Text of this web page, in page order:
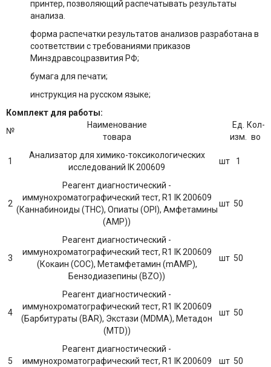
принтер, позволяющий распечатывать результаты
анализа.
форма распечатки результатов анализов разработана в
соответствии с требованиями приказов
Минздравсоцразвития РФ;
бумага для печати;
инструкция на русском языке;
Комплект для работы:
№
Наименование
товара
Ед.
изм.
Кол-
во
1
Анализатор для химико-токсикологических
исследований IK 200609
шт 1
2
Реагент диагностический -
иммунохроматографический тест, R1 IK 200609
(Каннабиноиды (THC), Опиаты (OPI), Амфетамины
(AMP))
шт 50
3
Реагент диагностический -
иммунохроматографический тест, R1 IK 200609
(Кокаин (COC), Метамфетамин (mAMP),
Бензодиазепины (BZO))
шт 50
4
Реагент диагностический -
иммунохроматографический тест, R1 IK 200609
(Барбитураты (BAR), Экстази (MDMA), Метадон
(MTD))
шт 50
5
Реагент диагностический -
иммунохроматографический тест, R1 IK 200609
шт 50